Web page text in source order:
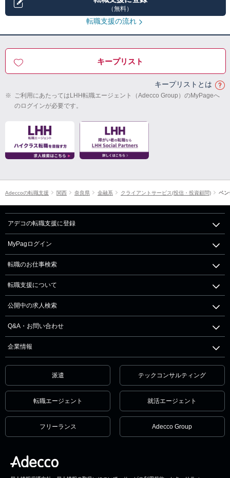
（無料）
転職支援の流れ
キープリスト
キープリストとは
※ ご利用にあたってはLHH転職エージェント（Adecco Group）のMyPageへ
のログインが必要です。
Adeccoの転職支援 関西 奈良県 金融系 クライアントサービス(投信・投資顧問) ベン
アデコの転職支援に登録
MyPagログイン
転職のお仕事検索
転職支援について
公開中の求人検索
Q&A・お問い合わせ
企業情報
派遣 テックコンサルティング
転職エージェント 就活エージェント
フリーランス Adecco Group